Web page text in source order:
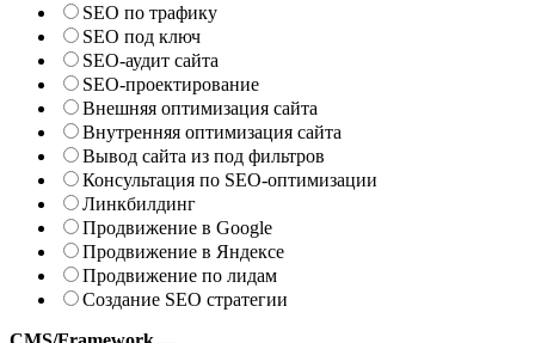
SEO по трафику
SEO под ключ
SEO-аудит сайта
SEO-проектирование
Внешняя оптимизация сайта
Внутренняя оптимизация сайта
Вывод сайта из под фильтров
Консультация по SEO-оптимизации
Линкбилдинг
Продвижение в Google
Продвижение в Яндексе
Продвижение по лидам
Создание SEO стратегии